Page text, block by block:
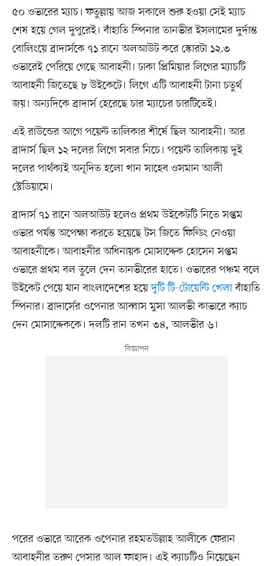
৫০ ওভারের ম্যাচ। ফতুল্লায় আজ সকালে শুরু হওয়া সেই ম্যাচ
শেষ হয়ে গেল দুপুরেই। বাঁহাতি স্পিনার তানভীর ইসলামের দুর্দান্ত
বোলিংয়ে ব্রাদার্সকে ৭১ রানে অলআউট করে স্কোরটা ১২.৩
ওভারেই পেরিয়ে গেছে আবাহনী। ঢাকা প্রিমিয়ার লিগের ম্যাচটি
আবাহনী জিতেছে ৮ উইকেটে। লিগে এটি আবাহনী টানা চতুর্থ
জয়। অন্যদিকে ব্রাদার্স হেরেছে চার ম্যাচের চারটিতেই।
এই রাউন্ডের আগে পয়েন্ট তালিকার শীর্ষে ছিল আবাহনী। আর
ব্রাদার্স ছিল ১২ দলের লিগে সবার নিচে। পয়েন্ট তালিকায় দুই
দলের পার্থক্যই অনূদিত হলো খান সাহেব ওসমান আলী
স্টেডিয়ামে।
ব্রাদার্স ৭১ রানে অলআউট হলেও প্রথম উইকেটটি নিতে সপ্তম
ওভার পর্যন্ত অপেক্ষা করতে হয়েছে টস জিতে ফিল্ডিং নেওয়া
আবাহনীকে। আবাহনীর অধিনায়ক মোসাদ্দেক হোসেন সপ্তম
ওভারে প্রথম বল তুলে দেন তানভীরের হাতে। ওভারের পঞ্চম বলে
উইকেট পেয়ে যান বাংলাদেশের হয়েদুটি টি-টোয়েন্টি খেলাবাঁহাতি
স্পিনার। ব্রাদার্সের ওপেনার আব্বাস মুসা আলভী কাভারে ক্যাচ
দেন মোসাদ্দেককে। দলটি রান তখন ৩৪, আলভীর ৬।
পরের ওভারে আরেক ওপেনার রহমতউল্লাহ আলীকে ফেরান
আবাহনীর তরুণ পেসার আল ফাহাদ। এই ক্যাচটিও নিয়েছেন